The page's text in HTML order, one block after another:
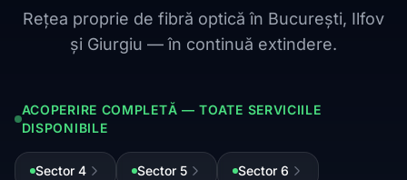
Rețea proprie de fibră optică în București, Ilfov
și Giurgiu — în continuă extindere.
ACOPERIRE COMPLETĂ — TOATE SERVICIILE
DISPONIBILE
Sector 4 Sector 5 Sector 6